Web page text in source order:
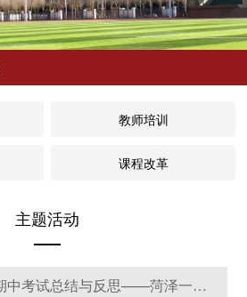
教师培训
课程改革
主题活动
期中考试总结与反思——菏泽一中人民路校区第13周教研活动